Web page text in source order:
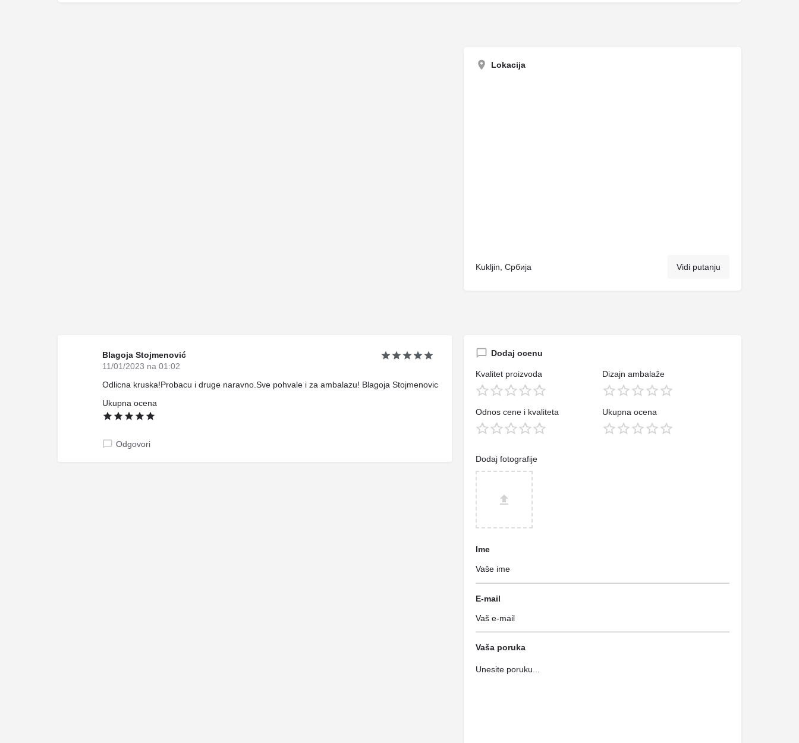
Lokacija
Kukljin, Србија Vidi putanju
Blagoja Stojmenović
11/01/2023 na 01:02
Odlicna kruska!Probacu i druge naravno.Sve pohvale i za ambalazu! Blagoja Stojmenovic
Ukupna ocena
Odgovori
Dodaj ocenu
Kvalitet proizvoda Dizajn ambalaže
Odnos cene i kvaliteta Ukupna ocena
Dodaj fotografije
Ime
E-mail
Vaša poruka